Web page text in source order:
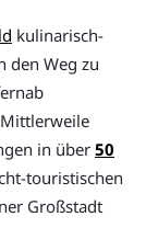
kulinarisch-
den Weg zu
in über 50
touristischen
Großstadt